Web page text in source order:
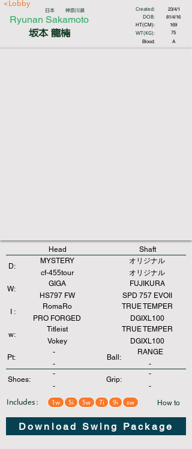
<Lobby
日本 神奈川県 Created:
Ryunan Sakamoto
坂本 龍楠
DOB:
HT(CM):
WT(KG):
Blood:
23/4/1
81/4/16
169
75
A
Head
Shaft
D:
MYSTERY
cf-455tour
オリジナル
オリジナル
GIGA
W:
HS797 FW
FUJIKURA
SPD 757 EVOII
I :
RomaRo
PRO FORGED
TRUE TEMPER
DGIXL100
w:
Titleist
Vokey
TRUE TEMPER
DGIXL100
Pt:
-
Ball:
- -
RANGE
Shoes: Grip:
-
-
-
-
Includes： 1w 5i 5w 7i 9i sw How to
Download Swing Package